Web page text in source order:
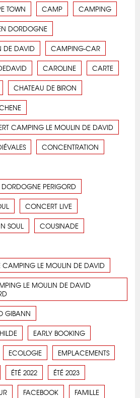
TOWN CAMP CAMPING
DORDOGNE
DE DAVID CAMPING-CAR
CAROLINE CARTE
CHATEAU DE BIRON
CAMPING LE MOULIN DE DAVID
CONCENTRATION
PERIGORD
CONCERT LIVE
SOUL COUSINADE
CAMPING LE MOULIN DE DAVID
LE MOULIN DE DAVID
GIBANN
EARLY BOOKING
ECOLOGIE EMPLACEMENTS
ÉTÉ 2022 ÉTÉ 2023
FACEBOOK FAMILLE